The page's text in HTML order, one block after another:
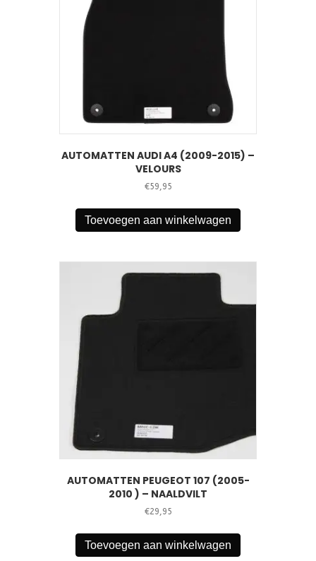
AUTOMATTEN AUDI A4 (2009-2015) –
VELOURS
€59,95
Toevoegen aan winkelwagen
AUTOMATTEN PEUGEOT 107 (2005-
2010 ) – NAALDVILT
€29,95
Toevoegen aan winkelwagen